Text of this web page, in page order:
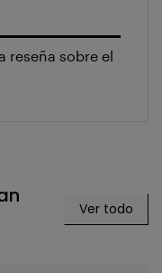
reseña sobre el
Ver todo